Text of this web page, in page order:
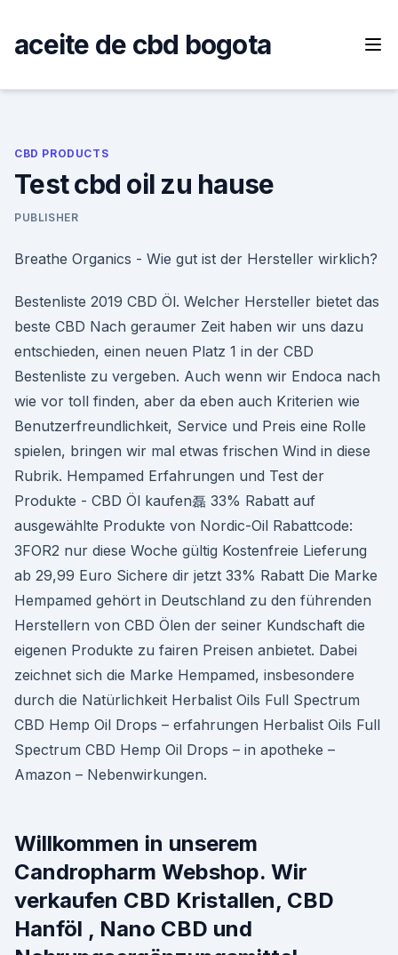
content
aceite de cbd bogota
CBD PRODUCTS
Test cbd oil zu hause
PUBLISHER
Breathe Organics - Wie gut ist der Hersteller wirklich?
Bestenliste 2019 CBD Öl. Welcher Hersteller bietet das
beste CBD Nach geraumer Zeit haben wir uns dazu
entschieden, einen neuen Platz 1 in der CBD
Bestenliste zu vergeben. Auch wenn wir Endoca nach
wie vor toll finden, aber da eben auch Kriterien wie
Benutzerfreundlichkeit, Service und Preis eine Rolle
spielen, bringen wir mal etwas frischen Wind in diese
Rubrik. Hempamed Erfahrungen und Test der
Produkte - CBD Öl kaufen磊 33% Rabatt auf
ausgewählte Produkte von Nordic-Oil Rabattcode:
3FOR2 nur diese Woche gültig Kostenfreie Lieferung
ab 29,99 Euro Sichere dir jetzt 33% Rabatt Die Marke
Hempamed gehört in Deutschland zu den führenden
Herstellern von CBD Ölen der seiner Kundschaft die
eigenen Produkte zu fairen Preisen anbietet. Dabei
zeichnet sich die Marke Hempamed, insbesondere
durch die Natürlichkeit Herbalist Oils Full Spectrum
CBD Hemp Oil Drops – erfahrungen Herbalist Oils Full
Spectrum CBD Hemp Oil Drops – in apotheke –
Amazon – Nebenwirkungen.
Willkommen in unserem
Candropharm Webshop. Wir
verkaufen CBD Kristallen, CBD
Hanföl , Nano CBD und